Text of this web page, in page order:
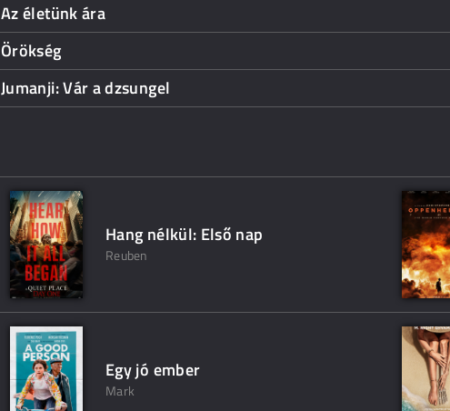
Az életünk ára
Örökség
Jumanji: Vár a dzsungel
Hang nélkül: Első nap
Reuben
Egy jó ember
Mark